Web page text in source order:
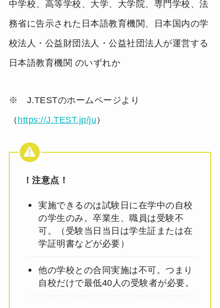
中学校、高等学校、大学、大学院、専門学校、法
務省に告示された日本語教育機関、日本国内の学
校法人・公益財団法人・公益社団法人が運営する
日本語教育機関 のいずれか
※ J.TESTのホームページより
（ https://J.TEST.jp/ju ）
！注意点！
実施できるのは試験日に在学中の自校
の学生のみ。卒業生、職員は受験不
可。（受験当日当日は学生証または在
学証明書などが必要）
他の学校との合同実施は不可。つまり
自校だけで最低40人の受験者が必要。